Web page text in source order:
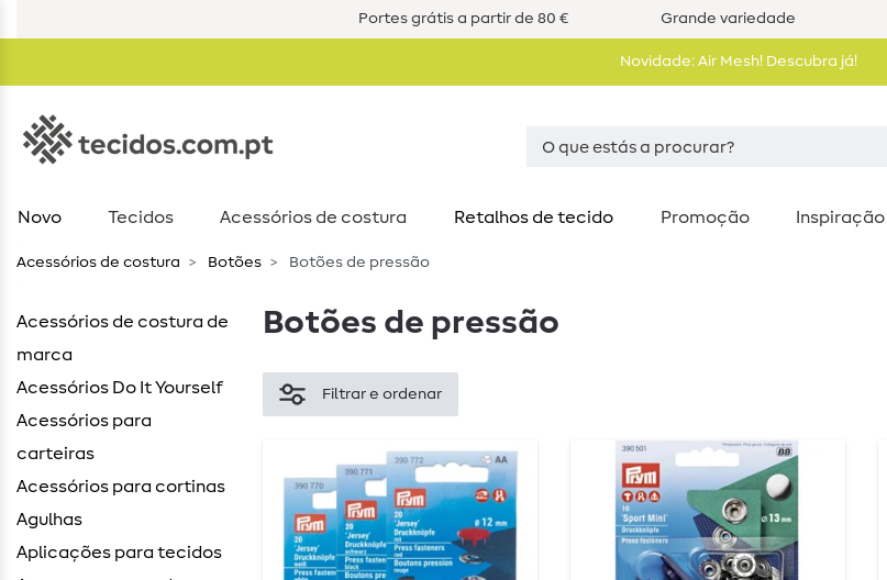
Portes grátis a partir de 80 € Grande variedade
Novidade: Air Mesh! Descubra já!
Novo Tecidos Acessórios de costura​ Retalhos de tecido Promoção Inspiração
Acessórios de costura​ Botões Botões de pressão
Acessórios de costura de
marca
Acessórios Do It Yourself
Acessórios para
carteiras
Acessórios para cortinas
Agulhas
Aplicações para tecidos
Botões de pressão
Filtrar e ordenar